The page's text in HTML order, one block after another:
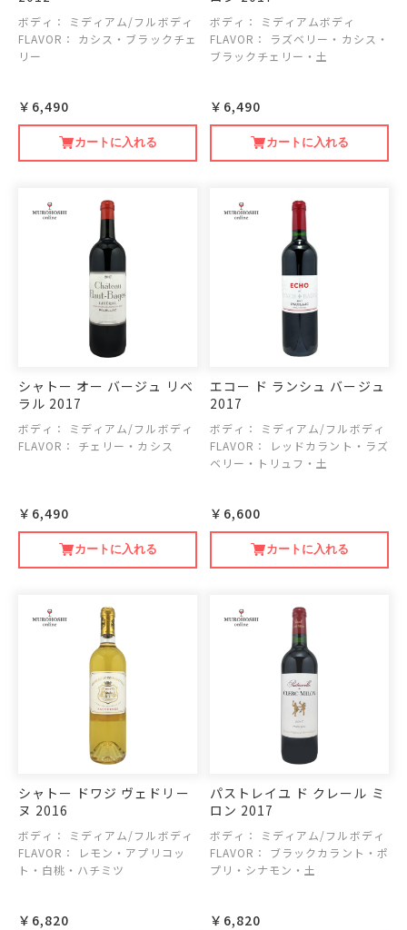
ボディ：
ミディアム/フルボディ
FLAVOR：
カシス・ブラックチェ
リー
￥6,490
カートに入れる
ボディ：
ミディアムボディ
FLAVOR：
ラズベリー・カシス・
ブラックチェリー・土
￥6,490
カートに入れる
シャトー オー バージュ リベ
ラル 2017
ボディ：
ミディアム/フルボディ
FLAVOR：
チェリー・カシス
￥6,490
カートに入れる
エコー ド ランシュ バージュ
2017
ボディ：
ミディアム/フルボディ
FLAVOR：
レッドカラント・ラズ
ベリー・トリュフ・土
￥6,600
カートに入れる
シャトー ドワジ ヴェドリー
ヌ 2016
ボディ：
ミディアム/フルボディ
FLAVOR：
レモン・アプリコッ
ト・白桃・ハチミツ
￥6,820
パストレイユ ド クレール ミ
ロン 2017
ボディ：
ミディアム/フルボディ
FLAVOR：
ブラックカラント・ポ
プリ・シナモン・土
￥6,820